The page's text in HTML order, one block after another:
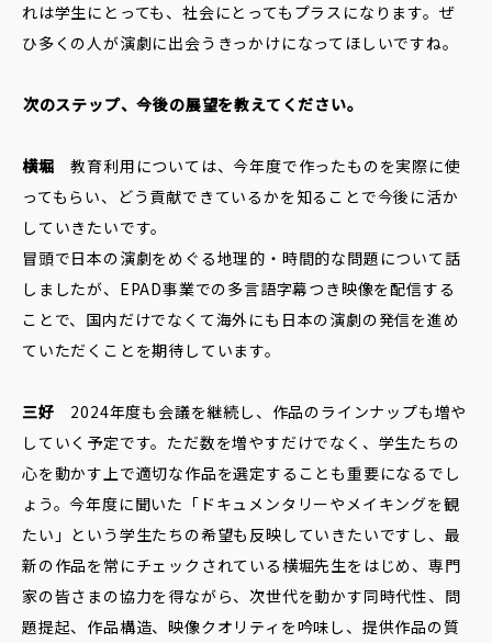
れは学生にとっても、社会にとってもプラスになります。ぜ
ひ多くの人が演劇に出会うきっかけになってほしいですね。
――次のステップ、今後の展望を教えてください。
横堀 教育利用については、今年度で作ったものを実際に使
ってもらい、どう貢献できているかを知ることで今後に活か
していきたいです。
冒頭で日本の演劇をめぐる地理的・時間的な問題について話
しましたが、EPAD事業での多言語字幕つき映像を配信する
ことで、国内だけでなくて海外にも日本の演劇の発信を進め
ていただくことを期待しています。
三好 2024年度も会議を継続し、作品のラインナップも増や
していく予定です。ただ数を増やすだけでなく、学生たちの
心を動かす上で適切な作品を選定することも重要になるでし
ょう。今年度に聞いた「ドキュメンタリーやメイキングを観
たい」という学生たちの希望も反映していきたいですし、最
新の作品を常にチェックされている横堀先生をはじめ、専門
家の皆さまの協力を得ながら、次世代を動かす同時代性、問
題提起、作品構造、映像クオリティを吟味し、提供作品の質